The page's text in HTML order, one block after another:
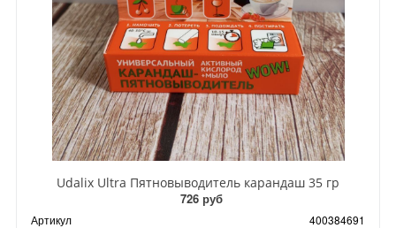
Udalix Ultra Пятновыводитель карандаш 35 гр
726 руб
Артикул
400384691